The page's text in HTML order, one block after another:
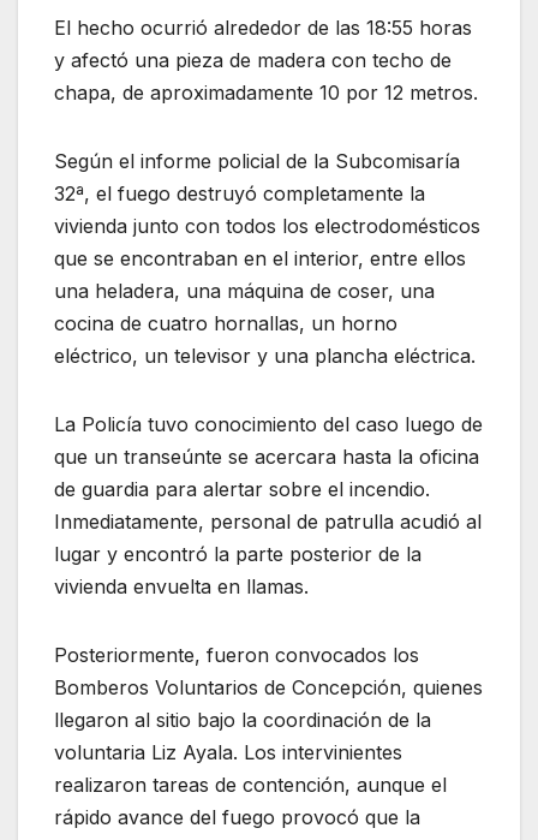
El hecho ocurrió alrededor de las 18:55 horas
y afectó una pieza de madera con techo de
chapa, de aproximadamente 10 por 12 metros.
Según el informe policial de la Subcomisaría
32ª, el fuego destruyó completamente la
vivienda junto con todos los electrodomésticos
que se encontraban en el interior, entre ellos
una heladera, una máquina de coser, una
cocina de cuatro hornallas, un horno
eléctrico, un televisor y una plancha eléctrica.
La Policía tuvo conocimiento del caso luego de
que un transeúnte se acercara hasta la oficina
de guardia para alertar sobre el incendio.
Inmediatamente, personal de patrulla acudió al
lugar y encontró la parte posterior de la
vivienda envuelta en llamas.
Posteriormente, fueron convocados los
Bomberos Voluntarios de Concepción, quienes
llegaron al sitio bajo la coordinación de la
voluntaria Liz Ayala. Los intervinientes
realizaron tareas de contención, aunque el
rápido avance del fuego provocó que la